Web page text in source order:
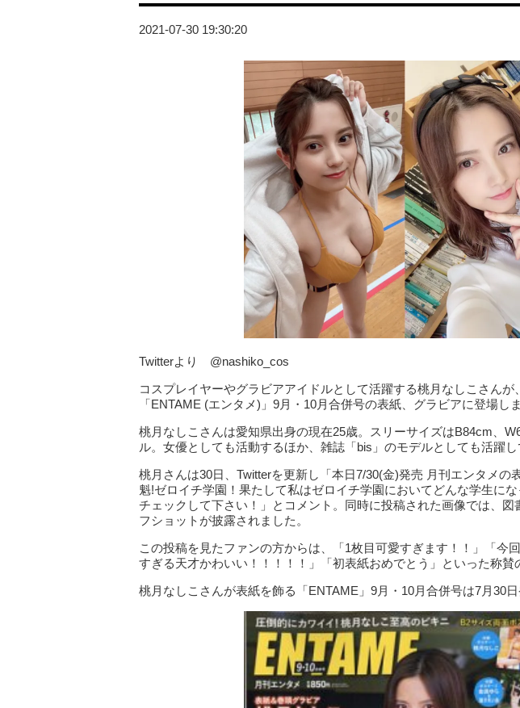
2021-07-30 19:30:20
Twitterより @nashiko_cos
コスプレイヤーやグラビアアイドルとして活躍する桃月なしこさんが
「ENTAME (エンタメ)」9月・10月合併号の表紙、グラビアに登場し
桃月なしこさんは愛知県出身の現在25歳。スリーサイズはB84cm、
ル。女優としても活動するほか、雑誌「bis」のモデルとしても活躍し
桃月さんは30日、Twitterを更新し「本日7/30(金)発売 月刊エンタメの
魁!ゼロイチ学園！果たして私はゼロイチ学園においてどんな学生に
チェックして下さい！」とコメント。同時に投稿された画像では、図
フショットが披露されました。
この投稿を見たファンの方からは、「1枚目可愛すぎます！！」「今
すぎる天才かわいい！！！！！」「初表紙おめでとう」といった称賛
桃月なしこさんが表紙を飾る「ENTAME」9月・10月合併号は7月30日